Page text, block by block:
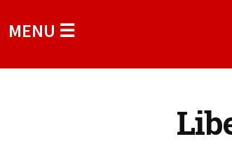
MENU ☰